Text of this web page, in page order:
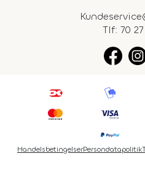
Tlf: 70
HandelsbetingelserPersondatapolitik